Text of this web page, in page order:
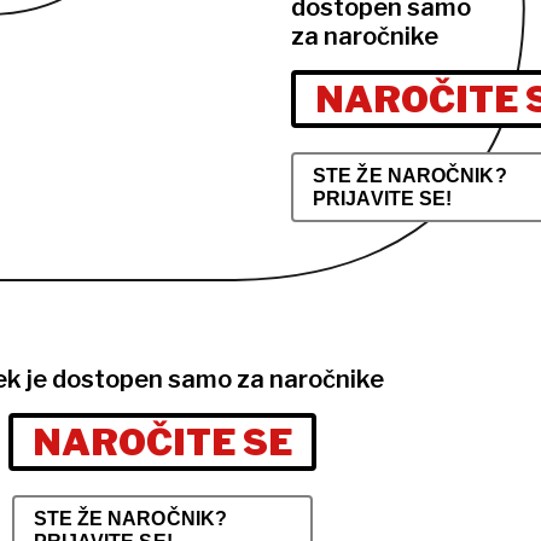
dostopen samo
za naročnike
NAROČITE
STE ŽE NAROČNIK?
PRIJAVITE SE!
je dostopen samo za naročnike
NAROČITE SE
STE ŽE NAROČNIK?